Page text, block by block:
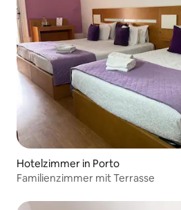
Hotelzimmer in Porto
Familienzimmer mit Terrasse